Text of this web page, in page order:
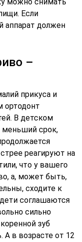
Если
аппарат должен
–
прикуса и
ортодонт
В детском
меньший срок,
реагируют на
что у вашего
а, может быть,
сходите к
соглашаются
сильно
зуб
А в возрасте от 12